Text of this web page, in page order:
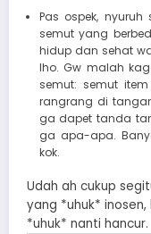
Pas ospek,
semut yang
hidup dan sehat
lho. Gw malah
semut: semut
rangrang di
ga dapet tanda
ga apa-apa.
kok.
Udah ah cukup
yang *uhuk*
*uhuk* nanti hancur.